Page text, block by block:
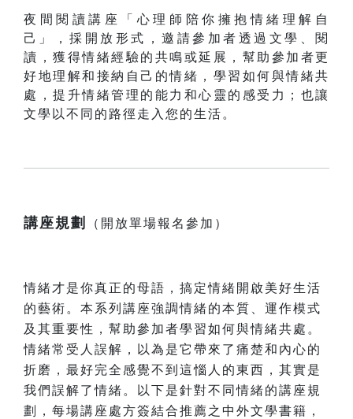
夜間閱讀講座「心理師陪你擁抱情緒理解自
己」，採開放形式，邀請參加者透過文學、閱
讀，獲得情緒經驗的共鳴或延展，幫助參加者更
好地理解和接納自己的情緒，學習如何與情緒共
處，提升情緒管理的能力和心靈的感受力；也讓
文學以不同的路徑走入您的生活。
講座規劃 （開放單場報名參加）
情緒才是你真正的母語，搞定情緒開啟美好生活
的藝術。本系列講座強調情緒的本質、運作模式
及其重要性，幫助參加者學習如何與情緒共處。
情緒常受人誤解，以為是它帶來了痛楚和內心的
折磨，最好完全感覺不到這惱人的東西，其實是
我們誤解了情緒。以下是針對不同情緒的講座規
劃，每場講座處方簽結合推薦之中外文學書籍，